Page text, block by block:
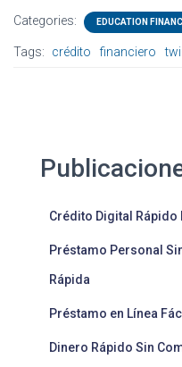
Categories: EDUCATION
Tags: crédito financiero
Crédito Digital Rápido
Préstamo Personal
Rápida
Préstamo en Línea
Dinero Rápido Sin